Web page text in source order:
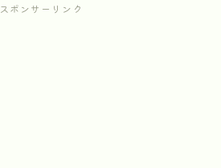
スポンサーリンク